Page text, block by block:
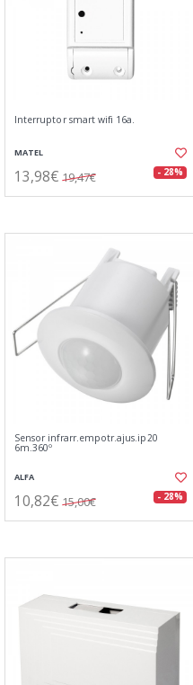
Interruptor smart wifi 16a.
MATEL
13,98€ 19,47€ - 28%
Sensor infrarr.empotr.ajus.ip20
6m.360º
ALFA
10,82€ 15,00€ - 28%